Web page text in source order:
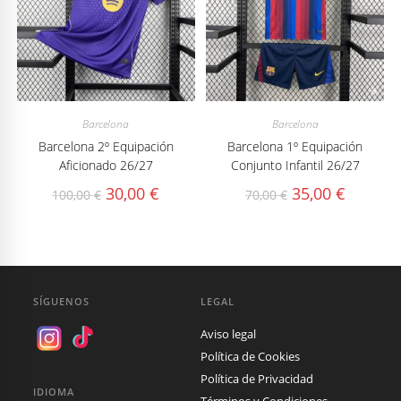
Barcelona
Barcelona 2º Equipación
Aficionado 26/27
100,00€ El
precio
30,00€
Barcelona
Barcelona 1º Equipación
Conjunto Infantil 26/27
70,00€ El
precio
35,00 €El
precio
SÍGUENOS
IDIOMA
LEGAL
Aviso legal
Política de Cookies
Política de Privacidad